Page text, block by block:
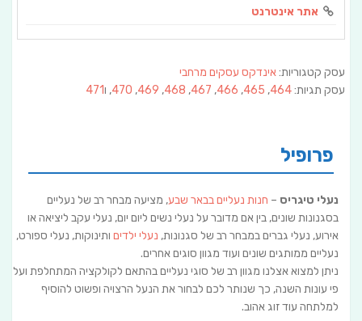
אתר אינטרנט
עסק קטגוריות:אינדקס עסקים מרחבי
עסק תגיות:464
,
465
,
466
,
467
,
468
,
469
,
470, ו471
פרופיל
נעלי טיגריס – חנות נעליים בבאר שבע, מציעה מבחר רב של נעליים
בסגנונות שונים, בין אם מדובר על נעלי נשים ליום יום, נעלי עקב ליציאה או
אירוע, נעלי גברים במבחר רב של סגנונות, נעלי ילדים ותינוקות, נעלי ספורט,
נעליים ממותגים שונים ועוד מגוון סוגים אחרים.
ניתן למצוא אצלנו מגוון רב של סוגי נעליים בהתאם לקולקציה המתחלפת ועל
פי עונות השנה, כך שנותר לכם לבחור את הנעל הרצויה ופשוט להוסיף
למלתחה עוד זוג אהוב.